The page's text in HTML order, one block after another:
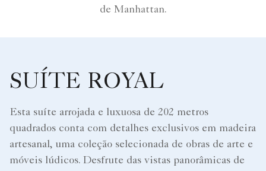
de Manhattan.
SUÍTE ROYAL
Esta suíte arrojada e luxuosa de 202 metros
quadrados conta com detalhes exclusivos em madeira
artesanal, uma coleção selecionada de obras de arte e
móveis lúdicos. Desfrute das vistas panorâmicas de